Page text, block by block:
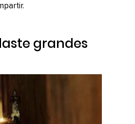
grandes